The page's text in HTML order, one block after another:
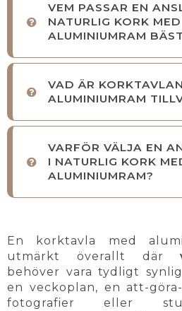
VEM PASSAR EN
NATURLIG KORK MED
ALUMINIUMRAM
VAD ÄR
ALUMINIUMRAM
VARFÖR VÄLJA EN
I NATURLIG KORK
ALUMINIUMRAM?
En korktavla med
utmärkt överallt där
behöver vara tydligt
en veckoplan, en att-
fotografier eller